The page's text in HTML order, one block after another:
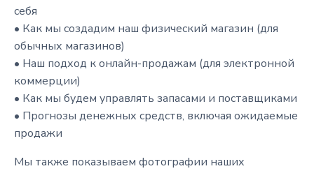
себя
• Как мы создадим наш физический магазин (для
обычных магазинов)
• Наш подход к онлайн-продажам (для электронной
коммерции)
• Как мы будем управлять запасами и поставщиками
• Прогнозы денежных средств, включая ожидаемые
продажи
Мы также показываем фотографии наших